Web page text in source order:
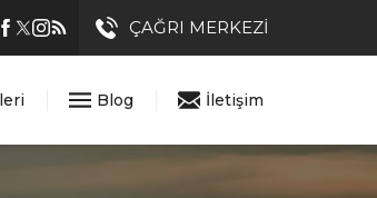
ÇAĞRI MERKEZİ
Blog İletişim